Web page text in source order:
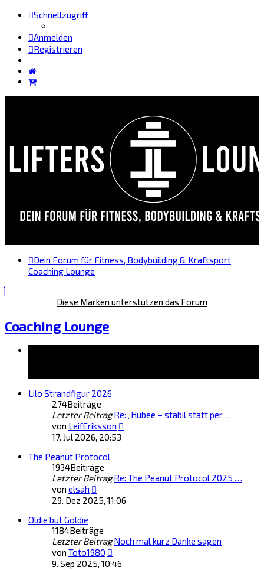
Schnellzugriff
Anmelden
Registrieren
Dein Forum für Fitness, Bodybuilding & Kraftsport
Coaching Lounge
Diese Marken unterstützen das Forum
Coaching Lounge
Lilo Strandfigur 2026
274Beiträge
Letzter Beitrag Re: „Hubee – stabil statt per…
von LeifEriksson
17. Jul 2026, 20:53
The Peanut Protocol
1934Beiträge
Letzter Beitrag Re: The Peanut Protocol 2025 …
von elsah
Beitrag
29. Dez 2025, 11:06
Oldie but Goldie
1184Beiträge
Letzter Beitrag Noch mal kurz Danke sagen
von Toto1980
Beitrag
9. Sep 2025, 10:46